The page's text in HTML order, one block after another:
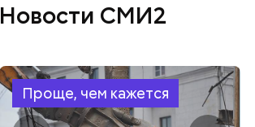
Новости СМИ2
Проще, чем кажется